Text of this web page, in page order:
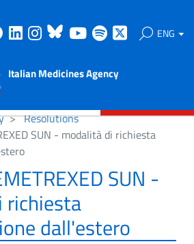
Facebook
Linkedin
Instagram
Bluesky
Youtube
Spotify ENG
Italian Medicines Agency
Resolutions
SUN - modalità di richiesta
SUN -
richiesta
dall'estero